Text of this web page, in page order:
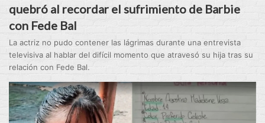
quebró al recordar el sufrimiento de Barbie
con Fede Bal
La actriz no pudo contener las lágrimas durante una entrevista
televisiva al hablar del difícil momento que atravesó su hija tras su
relación con Fede Bal.